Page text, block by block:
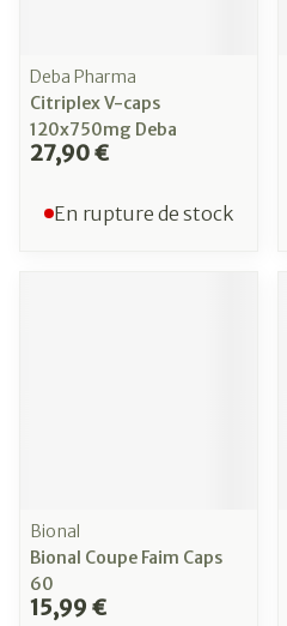
Deba Pharma
Citriplex V-caps
120x750mg Deba
27,90 €
En rupture de stock
Bional
Bional Coupe Faim Caps
60
15,99 €